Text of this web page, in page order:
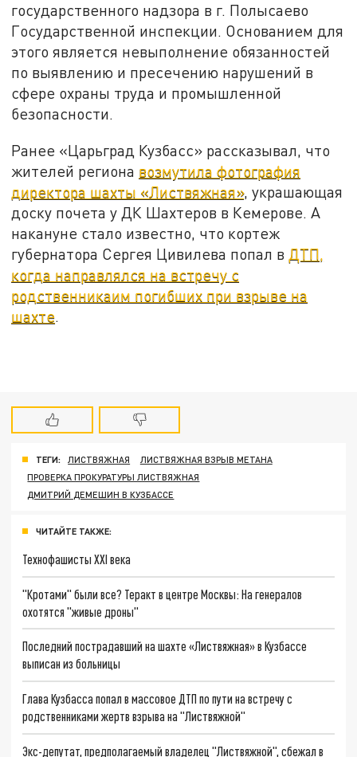
государственного надзора в г. Полысаево
Государственной инспекции. Основанием для
этого является невыполнение обязанностей
по выявлению и пресечению нарушений в
сфере охраны труда и промышленной
безопасности.
Ранее «Царьград Кузбасс» рассказывал, что
жителей региона возмутила фотография
директора шахты «Листвяжная», украшающая
доску почета у ДК Шахтеров в Кемерове. А
накануне стало известно, что кортеж
губернатора Сергея Цивилева попал в ДТП,
когда направлялся на встречу с
родственникаим погибших при взрыве на
шахте.
ТЕГИ: ЛИСТВЯЖНАЯ
ЛИСТВЯЖНАЯ ВЗРЫВ МЕТАНА
ПРОВЕРКА ПРОКУРАТУРЫ ЛИСТВЯЖНАЯ
ДМИТРИЙ ДЕМЕШИН В КУЗБАССЕ
ЧИТАЙТЕ ТАКЖЕ:
Технофашисты XXI века
"Кротами" были все? Теракт в центре Москвы: На генералов
охотятся "живые дроны"
Последний пострадавший на шахте «Листвяжная» в Кузбассе
выписан из больницы
Глава Кузбасса попал в массовое ДТП по пути на встречу с
родственниками жертв взрыва на "Листвяжной"
Экс-депутат, предполагаемый владелец "Листвяжной", сбежал в